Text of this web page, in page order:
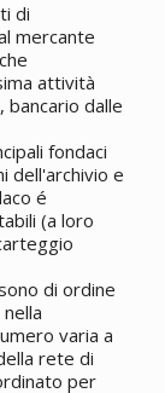
di
mercante
attività
bancario dalle
fondaci
dell'archivio e
é
(a loro
di ordine
varia a
rete di
per